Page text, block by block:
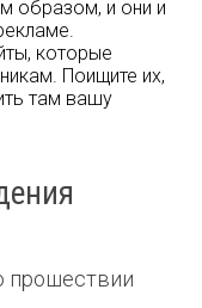
образом, и они и
которые
Поищите их,
там вашу
прошествии